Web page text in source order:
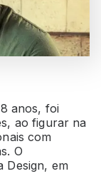
anos, foi
ao figurar na
com
O
Design, em